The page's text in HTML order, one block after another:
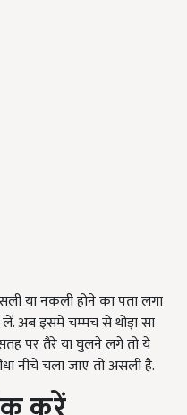
या नकली होने का पता लगा
अब इसमें चम्मच से थोड़ा सा
पर तैरे या घुलने लगे तो ये
नीचे चला जाए तो असली है.